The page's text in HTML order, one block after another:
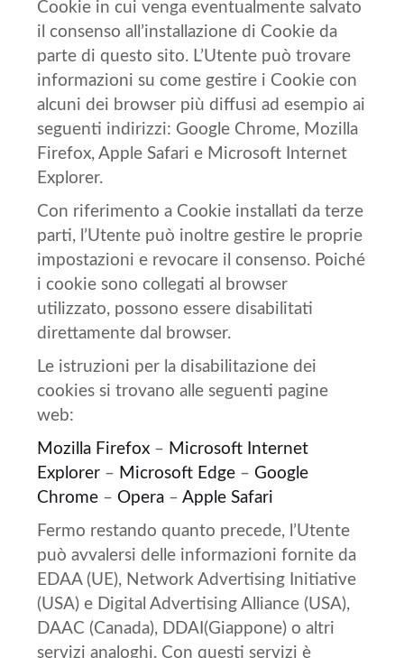
Cookie in cui venga eventualmente salvato
il consenso all’installazione di Cookie da
parte di questo sito. L’Utente può trovare
informazioni su come gestire i Cookie con
alcuni dei browser più diffusi ad esempio ai
seguenti indirizzi: Google Chrome, Mozilla
Firefox, Apple Safari e Microsoft Internet
Explorer.
Con riferimento a Cookie installati da terze
parti, l’Utente può inoltre gestire le proprie
impostazioni e revocare il consenso. Poiché
i cookie sono collegati al browser
utilizzato, possono essere disabilitati
direttamente dal browser.
Le istruzioni per la disabilitazione dei
cookies si trovano alle seguenti pagine
web:
Mozilla Firefox – Microsoft Internet
Explorer – Microsoft Edge – Google
Chrome – Opera –Apple Safari
Fermo restando quanto precede, l’Utente
può avvalersi delle informazioni fornite da
EDAA (UE), Network Advertising Initiative
(USA) e Digital Advertising Alliance (USA),
DAAC (Canada), DDAI(Giappone) o altri
servizi analoghi. Con questi servizi è